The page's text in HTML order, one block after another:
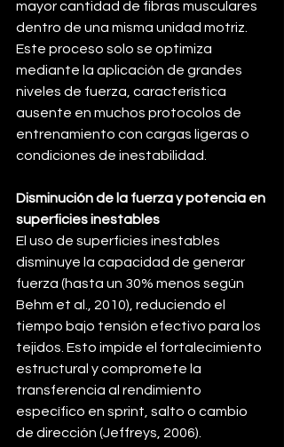
mayor cantidad de fibras musculares
dentro de una misma unidad motriz.
Este proceso solo se optimiza
mediante la aplicación de grandes
niveles de fuerza, característica
ausente en muchos protocolos de
entrenamiento con cargas ligeras o
condiciones de inestabilidad.
Disminución de la fuerza y potencia en
superficies inestables
El uso de superficies inestables
disminuye la capacidad de generar
fuerza (hasta un 30% menos según
Behm et al., 2010), reduciendo el
tiempo bajo tensión efectivo para los
tejidos. Esto impide el fortalecimiento
estructural y compromete la
transferencia al rendimiento
específico en sprint, salto o cambio
de dirección (Jeffreys, 2006).